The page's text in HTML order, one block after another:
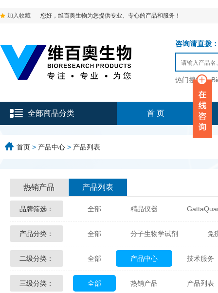
加入收藏 您好，维百奥生物为您提供专业、专心的产品和服务！
咨询请直拨
热门搜索：
全部商品分类 首 页
首页 > 产品中心 > 产品列表
热销产品 产品列表
品牌筛选： 全部 精品仪器
Glycon Biochem Sterlitech
Echelon Biosciences Verichem
Affinity Biologicals Kingfisher
产品分类： 全部 分子生物学试剂 免
化学及生物化学试剂 材料学试剂
二级分类： 全部 产品中心 技术服务
配送方式 售后服务 技术
三级分类： 全部 热销产品 产品列表